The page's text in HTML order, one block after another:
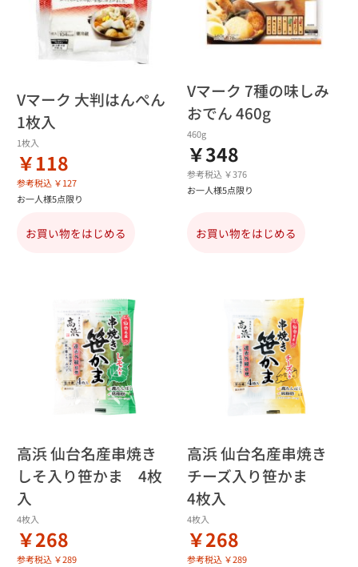
Vマーク 大判はんぺん
1枚入
1枚入
￥118
参考税込 ￥127
お一人様5点限り
お買い物をはじめる
Vマーク 7種の味しみ
おでん 460g
460g
￥348
参考税込 ￥376
お一人様5点限り
お買い物をはじめる
高浜 仙台名産串焼き
しそ入り笹かま 4枚
入
4枚入
￥268
参考税込 ￥289
高浜 仙台名産串焼き
チーズ入り笹かま
4枚入
4枚入
￥268
参考税込 ￥289